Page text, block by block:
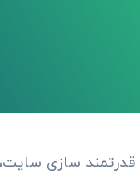
سازی سایت،